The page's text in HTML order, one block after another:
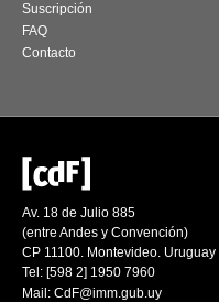
Suscripción
FAQ
Contacto
Av. 18 de Julio 885
(entre Andes y Convención)
CP 11100. Montevideo. Uruguay
Tel: [598 2] 1950 7960
Mail: CdF@imm.gub.uy